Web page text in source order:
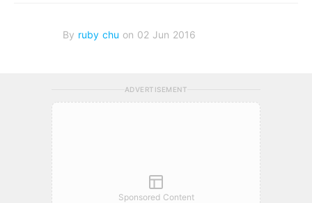
By ruby chu on 02 Jun 2016
ADVERTISEMENT
Sponsored Content